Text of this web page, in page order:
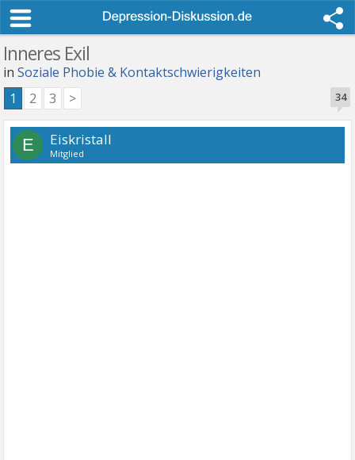
Inneres Exil
inSoziale Phobie & Kontaktschwierigkeiten
34
1 2 3 >
E Eiskristall
Mitglied